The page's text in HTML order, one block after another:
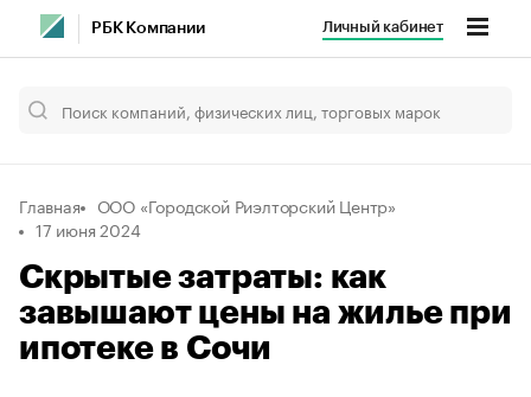
РБК Компании Личный кабинет
Главная
ООО «Городской Риэлторский Центр»
17 июня 2024
Скрытые затраты: как
завышают цены на жилье при
ипотеке в Сочи